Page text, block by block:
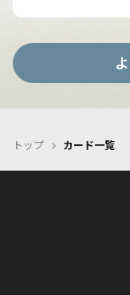
カードデ
A.スタンダ
アムスマ
す。
だけます。
トップ カード一覧